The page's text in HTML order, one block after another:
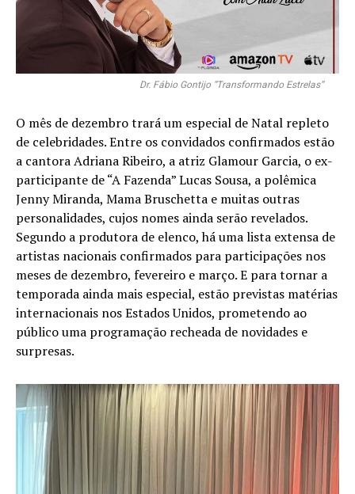
Dr. Fábio Gontijo “Transformando Estrelas”
O mês de dezembro trará um especial de Natal repleto
de celebridades. Entre os convidados confirmados estão
a cantora Adriana Ribeiro, a atriz Glamour Garcia, o ex-
participante de “A Fazenda” Lucas Sousa, a polêmica
Jenny Miranda, Mama Bruschetta e muitas outras
personalidades, cujos nomes ainda serão revelados.
Segundo a produtora de elenco, há uma lista extensa de
artistas nacionais confirmados para participações nos
meses de dezembro, fevereiro e março. E para tornar a
temporada ainda mais especial, estão previstas matérias
internacionais nos Estados Unidos, prometendo ao
público uma programação recheada de novidades e
surpresas.